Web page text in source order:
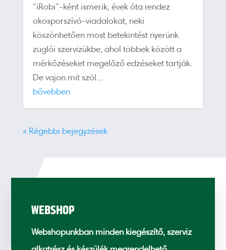
“iRobi”-ként ismerik, évek óta rendez
okosporszívó-viadalokat, neki
köszönhetően most betekintést nyerünk
zuglói szervizükbe, ahol többek között a
mérkőzéseket megelőző edzéseket tartják.
De vajon mit szól...
bővebben
« Régebbi bejegyzések
WEBSHOP
Webshopunkban minden kiegészítő, szerviz